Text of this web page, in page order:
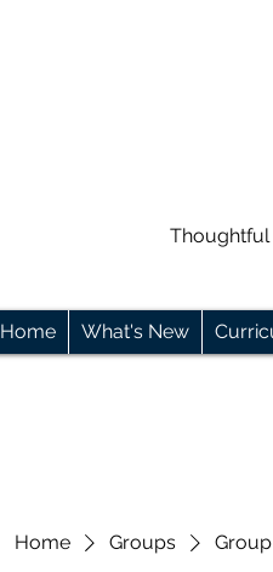
Thoughtful
Home What's New
Home Groups Group